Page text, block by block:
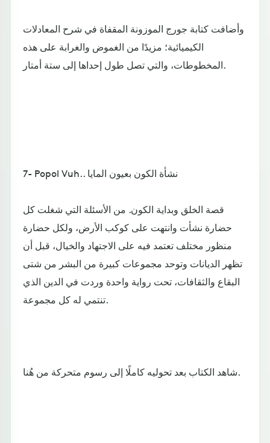
وأضافت كتابة جورج الموزونة المقفاة في شرح المعادلات
الكيميائية؛ مزيدًا من الغموض والغرابة على هذه
المخطوطات، والتي تصل طول إحداها إلى ستة أمتار.
7- Popol Vuh.. نشأة الكون بعيون المايا
قصة الخلق وبداية الكون. من الأسئلة التي شغلت كل
حضارة نشأت وانتهت على كوكب الأرض، ولكل حضارة
منظور مختلف تعتمد فيه على الاجتهاد والخيال، قبل أن
تظهر الديانات وتوحد مجموعات كبيرة من البشر من شتى
البقاع والثقافات، تحت رواية واحدة وردت في الدين الذي
تنتمي له كل مجموعة.
شاهد الكتاب بعد تحوليه كاملًا إلى رسوم متحركة من هُنا.